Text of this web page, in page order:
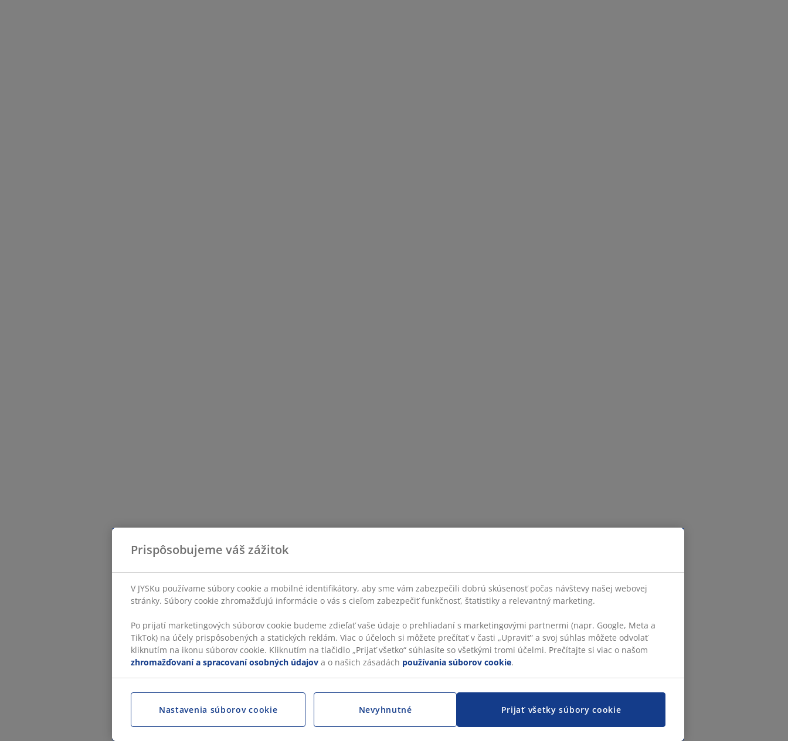
Prispôsobujeme váš zážitok
V JYSKu používame súbory cookie a mobilné identifikátory, aby sme vám zabezpečili dobrú skúsenosť počas návštevy našej webovej
stránky. Súbory cookie zhromažďujú informácie o vás s cieľom zabezpečiť funkčnosť, štatistiky a relevantný marketing.
Po prijatí marketingových súborov cookie budeme zdieľať vaše údaje o prehliadaní s marketingovými partnermi (napr. Google, Meta a
TikTok) na účely prispôsobených a statických reklám. Viac o účeloch si môžete prečítať v časti „Upraviť“ a svoj súhlas môžete odvolať
kliknutím na ikonu súborov cookie. Kliknutím na tlačidlo „Prijať všetko“ súhlasíte so všetkými tromi účelmi. Prečítajte si viac o našom
zhromažďovaní a spracovaní osobných údajov a o našich zásadách používania súborov cookie.
Prijať všetky súbory cookie
Nastavenia súborov cookie Nevyhnutné